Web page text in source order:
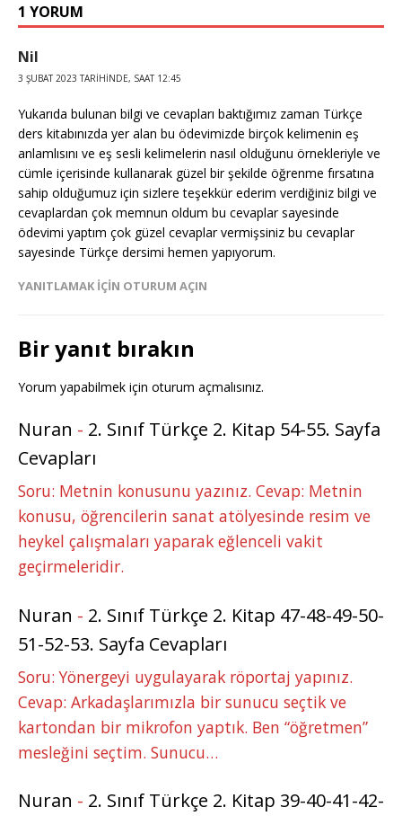
1 YORUM
Nil
3 ŞUBAT 2023 TARIHINDE, SAAT 12:45
Yukarıda bulunan bilgi ve cevapları baktığımız zaman Türkçe
ders kitabınızda yer alan bu ödevimizde birçok kelimenin eş
anlamlısını ve eş sesli kelimelerin nasıl olduğunu örnekleriyle ve
cümle içerisinde kullanarak güzel bir şekilde öğrenme fırsatına
sahip olduğumuz için sizlere teşekkür ederim verdiğiniz bilgi ve
cevaplardan çok memnun oldum bu cevaplar sayesinde
ödevimi yaptım çok güzel cevaplar vermişsiniz bu cevaplar
sayesinde Türkçe dersimi hemen yapıyorum.
YANITLAMAK IÇIN OTURUM AÇIN
Bir yanıt bırakın
Yorum yapabilmek için oturum açmalısınız.
Nuran - 2. Sınıf Türkçe 2. Kitap 54-55. Sayfa
Cevapları
Soru: Metnin konusunu yazınız. Cevap: Metnin
konusu, öğrencilerin sanat atölyesinde resim ve
heykel çalışmaları yaparak eğlenceli vakit
geçirmeleridir.
Nuran - 2. Sınıf Türkçe 2. Kitap 47-48-49-50-
51-52-53. Sayfa Cevapları
Soru: Yönergeyi uygulayarak röportaj yapınız.
Cevap: Arkadaşlarımızla bir sunucu seçtik ve
kartondan bir mikrofon yaptık. Ben “öğretmen”
mesleğini seçtim. Sunucu…
Nuran - 2. Sınıf Türkçe 2. Kitap 39-40-41-42-